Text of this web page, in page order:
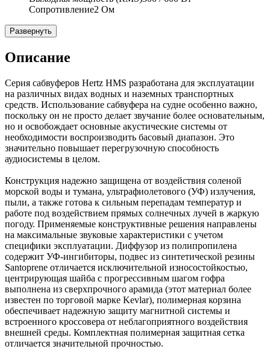
Сопротивление2 Ом
Развернуть
Описание
Серия сабвуферов Hertz HMS разработана для эксплуатации
на различных видах водных и наземных транспортных
средств. Использование сабвуфера на судне особенно важно,
поскольку он не просто делает звучание более основательным,
но и освобождает основные акустические системы от
необходимости воспроизводить басовый диапазон. Это
значительно повышает перегрузочную способность
аудиосистемы в целом.
Конструкция надежно защищена от воздействия соленой
морской воды и тумана, ультрафиолетового (УФ) излучения,
пыли, а также готова к сильным перепадам температур и
работе под воздействием прямых солнечных лучей в жаркую
погоду. Применяемые конструктивные решения направлены
на максимальные звуковые характеристики с учетом
специфики эксплуатации. Диффузор из полипропилена
содержит УФ-ингибиторы, подвес из синтетической резины
Santoprene отличается исключительной износостойкостью,
центрирующая шайба с прогрессивным шагом гофра
выполнена из сверхпрочного арамида (этот материал более
известен по торговой марке Kevlar), полимерная корзина
обеспечивает надежную защиту магнитной системы и
встроенного кроссовера от неблагоприятного воздействия
внешней среды. Комплектная полимерная защитная сетка
отличается значительной прочностью.